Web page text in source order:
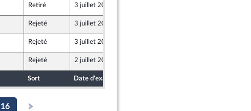
Retiré 3 juillet 2019
Rejeté 3 juillet 2019
Rejeté 3 juillet 2019
Rejeté 2 juillet 2019
Sort Date d'examen
16